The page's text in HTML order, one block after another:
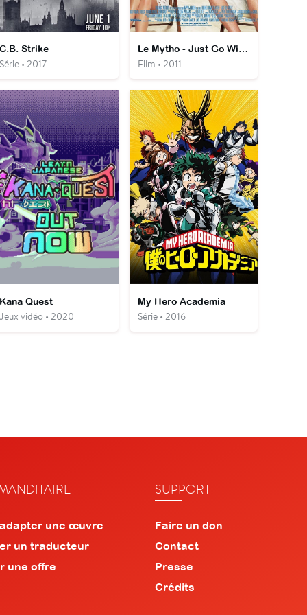
Strike
• 2017
Le Mytho - Just Go With It
Film • 2011
Quest
vidéo • 2020
My Hero Academia
Série • 2016
une œuvre
un traducteur
une offre
SUPPORT
Faire un don
Contact
Presse
Crédits